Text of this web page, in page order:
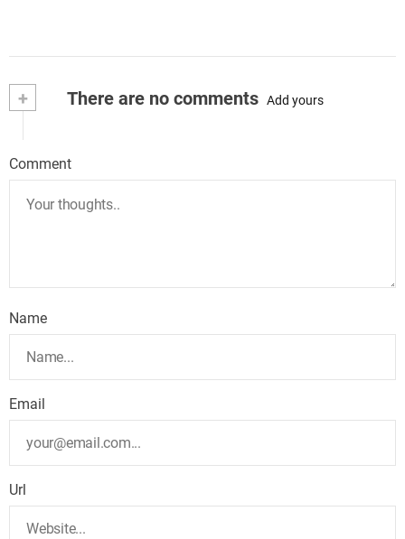
+ There are no comments Add yours
Comment
Name
Email
Url